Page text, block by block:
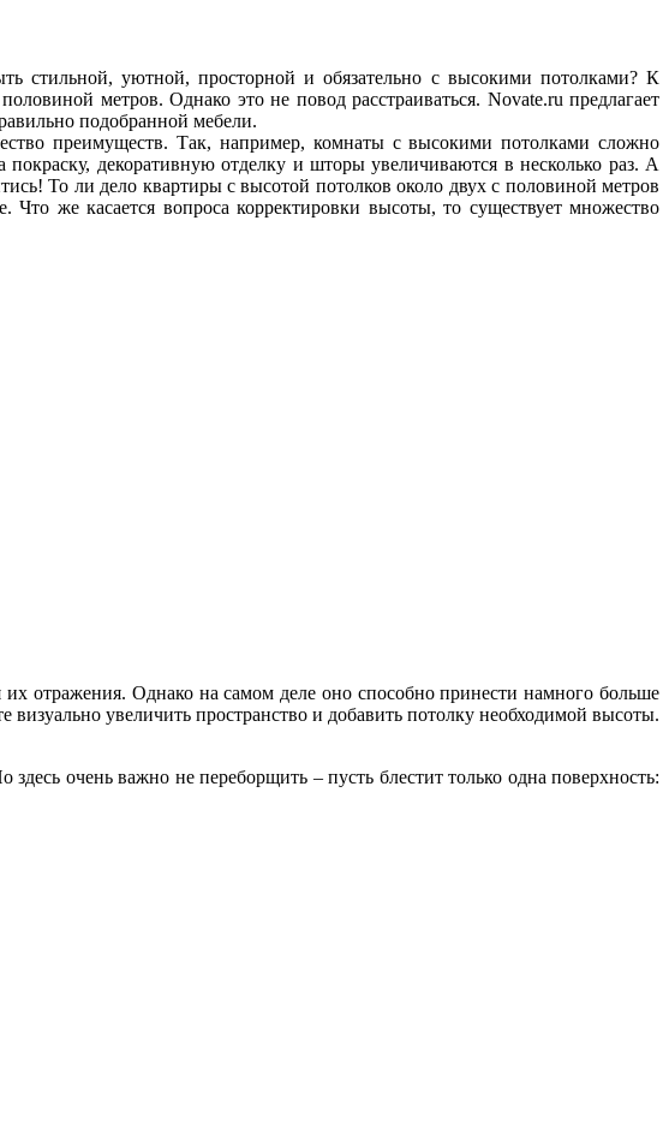
стильной, уютной, просторной и обязательно с высокими потолками? К
метров. Однако это не повод расстраиваться. Novate.ru предлагает
подобранной мебели.
преимуществ. Так, например, комнаты с высокими потолками сложно
декоративную отделку и шторы увеличиваются в несколько раз. А
То ли дело квартиры с высотой потолков около двух с половиной метров
же касается вопроса корректировки высоты, то существует множество
отражения. Однако на самом деле оно способно принести намного больше
увеличить пространство и добавить потолку необходимой высоты.
очень важно не переборщить – пусть блестит только одна поверхность: